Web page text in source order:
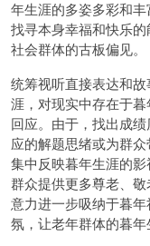
年生涯的多姿多彩和
找寻本身幸福和快乐
社会群体的古板偏见。
统筹视听直接表达和
涯，对现实中存在于
回应。由于，找出成
应的解题思绪或为群
集中反映暮年生涯的
群众提供更多尊老、
意力进一步吸纳于暮
氛，让老年群体的暮年